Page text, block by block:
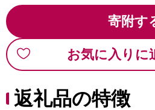
寄附す
お気に入りに
返礼品の特徴